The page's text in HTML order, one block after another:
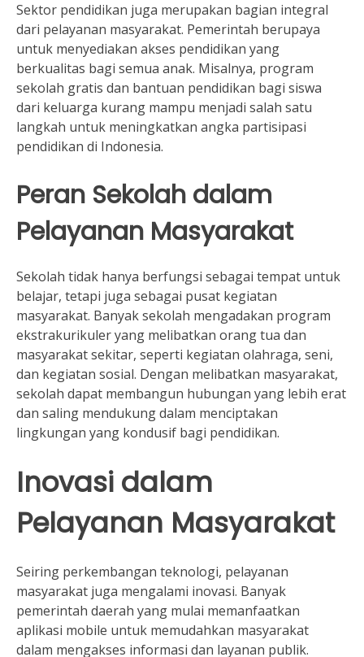
Sektor pendidikan juga merupakan bagian integral
dari pelayanan masyarakat. Pemerintah berupaya
untuk menyediakan akses pendidikan yang
berkualitas bagi semua anak. Misalnya, program
sekolah gratis dan bantuan pendidikan bagi siswa
dari keluarga kurang mampu menjadi salah satu
langkah untuk meningkatkan angka partisipasi
pendidikan di Indonesia.
Peran Sekolah dalam
Pelayanan Masyarakat
Sekolah tidak hanya berfungsi sebagai tempat untuk
belajar, tetapi juga sebagai pusat kegiatan
masyarakat. Banyak sekolah mengadakan program
ekstrakurikuler yang melibatkan orang tua dan
masyarakat sekitar, seperti kegiatan olahraga, seni,
dan kegiatan sosial. Dengan melibatkan masyarakat,
sekolah dapat membangun hubungan yang lebih erat
dan saling mendukung dalam menciptakan
lingkungan yang kondusif bagi pendidikan.
Inovasi dalam
Pelayanan Masyarakat
Seiring perkembangan teknologi, pelayanan
masyarakat juga mengalami inovasi. Banyak
pemerintah daerah yang mulai memanfaatkan
aplikasi mobile untuk memudahkan masyarakat
dalam mengakses informasi dan layanan publik.